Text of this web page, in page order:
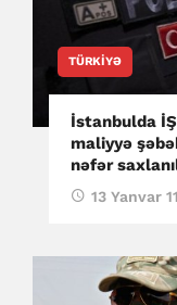
TÜRKIYƏ
İstanbulda
maliyyə
nəfər
13 Yanvar